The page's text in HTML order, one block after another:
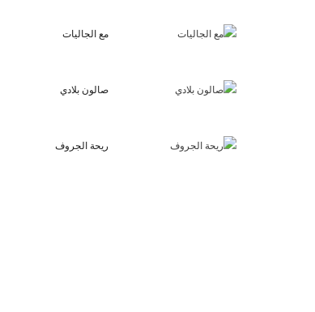
مع الجاليات
صالون بلادي
ريحة الجروف